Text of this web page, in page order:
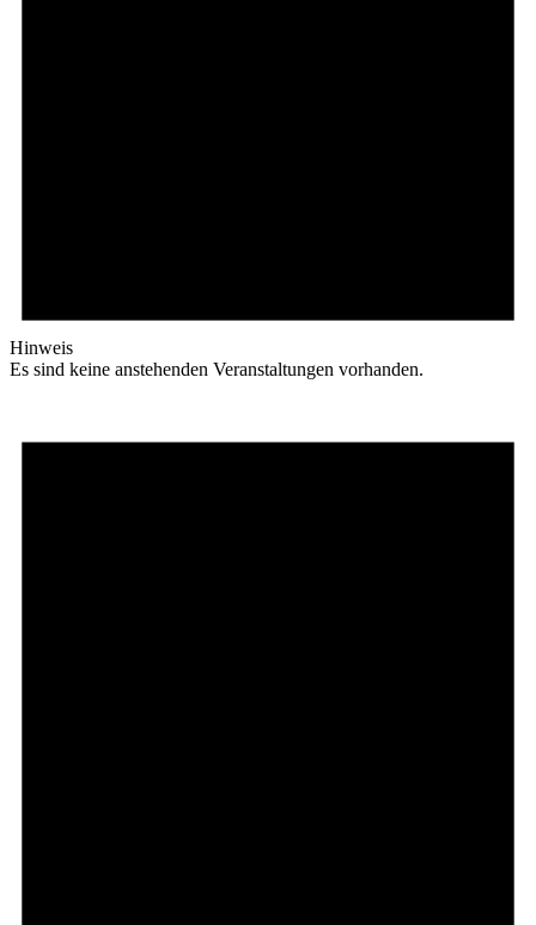
Hinweis
Es sind keine anstehenden Veranstaltungen vorhanden.